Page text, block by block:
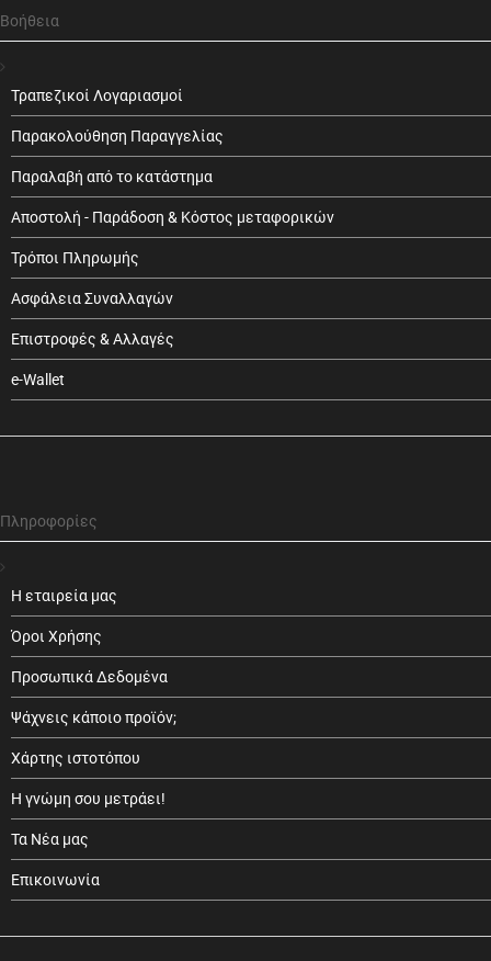
Βοήθεια
Τραπεζικοί Λογαριασμοί
Παρακολούθηση Παραγγελίας
Παραλαβή από το κατάστημα
Αποστολή - Παράδοση & Κόστος μεταφορικών
Τρόποι Πληρωμής
Ασφάλεια Συναλλαγών
Επιστροφές & Αλλαγές
e-Wallet
Πληροφορίες
Η εταιρεία μας
Όροι Χρήσης
Προσωπικά Δεδομένα
Ψάχνεις κάποιο προϊόν;
Χάρτης ιστοτόπου
Η γνώμη σου μετράει!
Τα Νέα μας
Επικοινωνία